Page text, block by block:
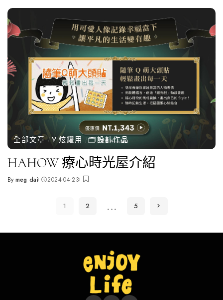
全部文章 🏅炫耀用 🗂️設計作品
HAHOW 療心時光屋介紹
Posted
By meg dai 2024-04-23
1 2 ... 5